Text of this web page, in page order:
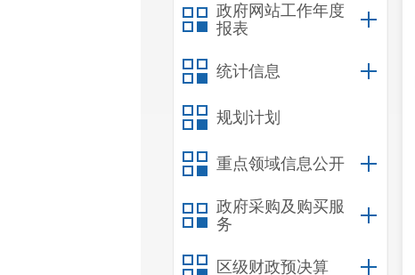
政府网站工作年度
报表
统计信息
规划计划
重点领域信息公开
政府采购及购买服
务
区级财政预决算